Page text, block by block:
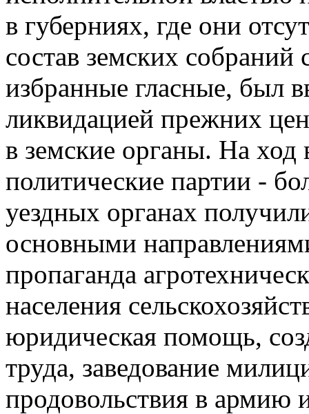
в губерниях, где они
состав земских собраний
избранные гласные, был
ликвидацией прежних
в земские органы. На ход
политические партии -
уездных органах
основными
пропаганда
населения
юридическая помощь,
труда, заведование
продовольствия в